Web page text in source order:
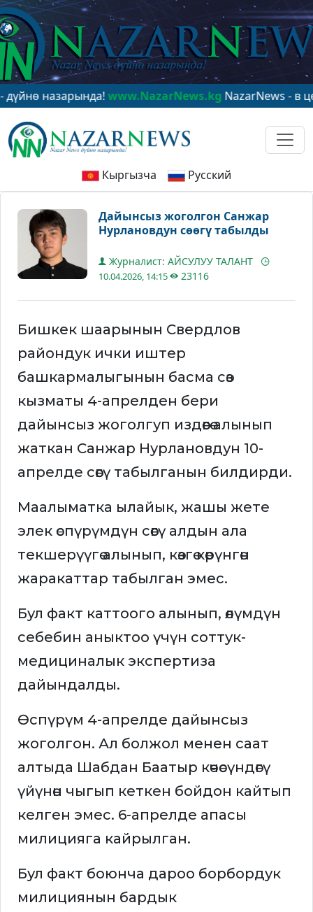
назарында!www.NazarNews.kgNazarNews - в центре
Кыргызча Русский
Дайынсыз жоголгон Санжар
Нурлановдун сөөгү табылды
Журналист: АЙСУЛУУ ТАЛАНТ
10.04.2026, 14:15 23116
Бишкек шаарынын Свердлов
райондук ички иштер
башкармалыгынын басма сөз
кызматы 4-апрелден бери
дайынсыз жоголгуп издөөгө алынып
жаткан Санжар Нурлановдун 10-
апрелде сөөгү табылганын билдирди.
Маалыматка ылайык, жашы жете
элек өспүрүмдүн сөөгү алдын ала
текшерүүгө алынып, көзгө көрүнгөн
жаракаттар табылган эмес.
Бул факт каттоого алынып, өлүмдүн
себебин аныктоо үчүн соттук-
медициналык экспертиза
дайындалды.
Өспүрүм 4-апрелде дайынсыз
жоголгон. Ал болжол менен саат
алтыда Шабдан Баатыр көчөсүндөгү
үйүнөн чыгып кеткен бойдон кайтып
келген эмес. 6-апрелде апасы
милицияга кайрылган.
Бул факт боюнча дароо борбордук
милициянын бардык